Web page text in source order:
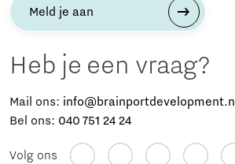
Meld je aan
Heb je een vraag?
Mail ons: info@brainportdevelopment.nl
Bel ons: 040 751 24 24
Volg ons